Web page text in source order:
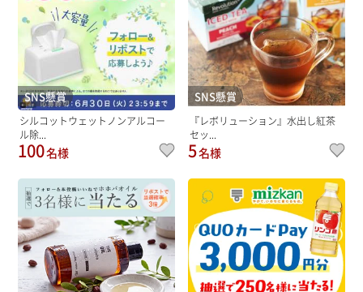
SNS懸賞
シルコットウェットノンアルコー
ル除...
100名様
SNS懸賞
『レボリューション』水出し紅茶
セッ...
5名様